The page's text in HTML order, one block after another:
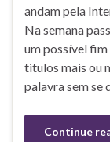
andam pela
Na semana
um possível
titulos mais ou
palavra sem se
Continue